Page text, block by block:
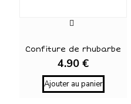
Confiture de rhubarbe
4.90 €
Ajouter au panier